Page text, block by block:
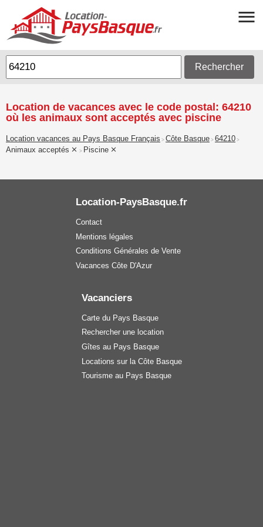
Rechercher
Location de vacances avec le code postal: 64210
où les animaux sont acceptés avec piscine
Location vacances au Pays Basque Français > Côte Basque > 64210 >
Animaux acceptés > Piscine
Location-PaysBasque.fr
Contact
Mentions légales
Conditions Générales de Vente
Vacances Côte D'Azur
Vacanciers
Carte du Pays Basque
Rechercher une location
Gîtes au Pays Basque
Locations sur la Côte Basque
Tourisme au Pays Basque